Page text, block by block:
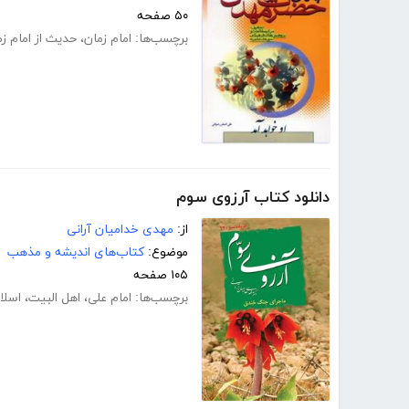
۵۰ صفحه
برچسب‌ها: امام زمان، حدیث از امام
دانلود کتاب آرزوی سوم
از: مهدی خدامیان آرانی
موضوع: کتاب‌های اندیشه و مذهب
۱۰۵ صفحه
برچسب‌ها: امام علی، اهل البیت،